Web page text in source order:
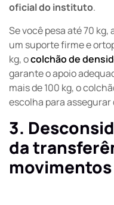
oficial do instituto.
Se você pesa até 70
um suporte firme e
kg, ocolchão de
garante o apoio
mais de 100 kg, o
escolha para
3.
da